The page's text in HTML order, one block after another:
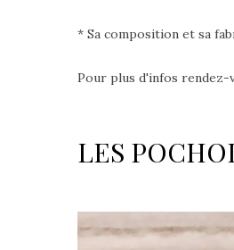
* Sa composition et sa
Pour plus d'infos rendez-
LES